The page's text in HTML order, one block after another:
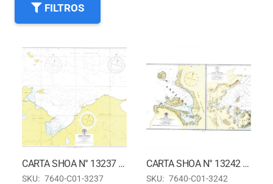
FILTROS
CARTA SHOA N° 13237 – BAHÍA NAVIDAD
SKU: 7640-C01-3237
CARTA SHOA N° 13242 – BAHÍA ORANGE
SKU: 7640-C01-3242